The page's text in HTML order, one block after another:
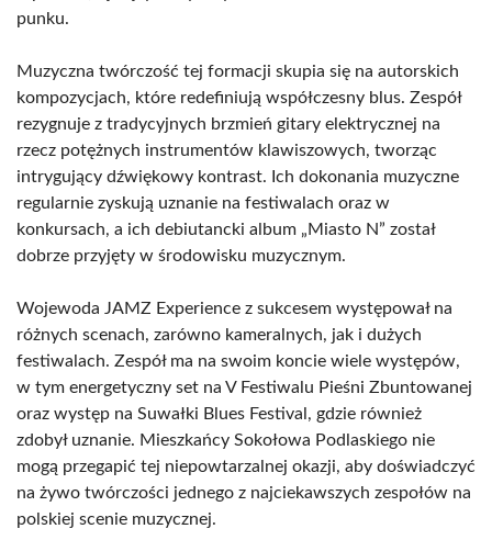
punku.
Muzyczna twórczość tej formacji skupia się na autorskich
kompozycjach, które redefiniują współczesny blus. Zespół
rezygnuje z tradycyjnych brzmień gitary elektrycznej na
rzecz potężnych instrumentów klawiszowych, tworząc
intrygujący dźwiękowy kontrast. Ich dokonania muzyczne
regularnie zyskują uznanie na festiwalach oraz w
konkursach, a ich debiutancki album „Miasto N” został
dobrze przyjęty w środowisku muzycznym.
Wojewoda JAMZ Experience z sukcesem występował na
różnych scenach, zarówno kameralnych, jak i dużych
festiwalach. Zespół ma na swoim koncie wiele występów,
w tym energetyczny set na V Festiwalu Pieśni Zbuntowanej
oraz występ na Suwałki Blues Festival, gdzie również
zdobył uznanie. Mieszkańcy Sokołowa Podlaskiego nie
mogą przegapić tej niepowtarzalnej okazji, aby doświadczyć
na żywo twórczości jednego z najciekawszych zespołów na
polskiej scenie muzycznej.